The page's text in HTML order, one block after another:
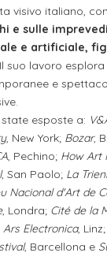
visivo italiano,
e sulle
e artificiale,
suo lavoro
e
esposte a:
, New York; Bozar,
, Pechino; How Art
, San Paolo; La
Nacional d'Art de
, Londra; Cité de la
Ars Electronica, Linz;
, Barcellona e